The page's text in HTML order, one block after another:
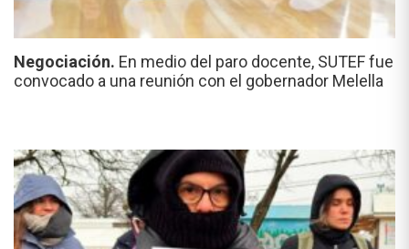
Negociación. En medio del paro docente, SUTEF fue
convocado a una reunión con el gobernador Melella